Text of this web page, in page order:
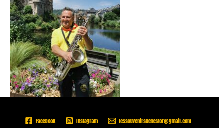
Facebook Instagram
lessouvenirsdenestor@gmail.com